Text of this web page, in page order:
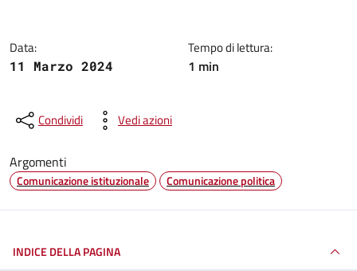
Data:
11 Marzo 2024
Tempo di lettura:
1 min
Condividi Vedi azioni
Argomenti
Comunicazione istituzionale Comunicazione politica
INDICE DELLA PAGINA